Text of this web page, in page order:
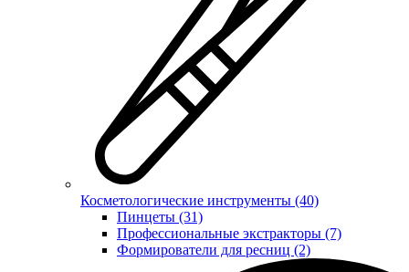
Косметологические инструменты (40)
Пинцеты (31)
Профессиональные экстракторы (7)
Формирователи для ресниц (2)